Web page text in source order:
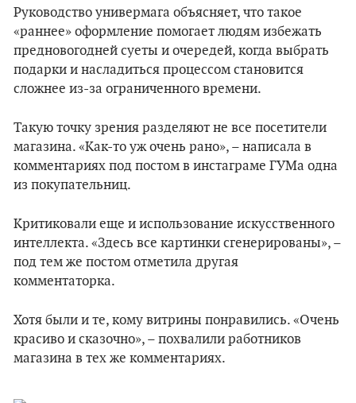
Руководство универмага объясняет, что такое
«раннее» оформление помогает людям избежать
предновогодней суеты и очередей, когда выбрать
подарки и насладиться процессом становится
сложнее из-за ограниченного времени.
Такую точку зрения разделяют не все посетители
магазина. «Как-то уж очень рано», – написала в
комментариях под постом в инстаграме ГУМа одна
из покупательниц.
Критиковали еще и использование искусственного
интеллекта. «Здесь все картинки сгенерированы», –
под тем же постом отметила другая
комментаторка.
Хотя были и те, кому витрины понравились. «Очень
красиво и сказочно», – похвалили работников
магазина в тех же комментариях.